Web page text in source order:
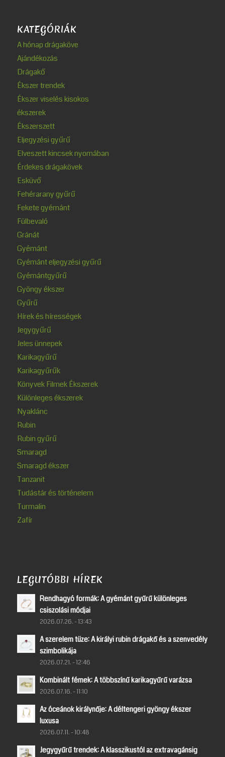
KATEGÓRIÁK
A hónap drágaköve
Ajándékozás
Drágakő
Ékszer trendek
Ékszer viselés kisokos
ékszerek
Ékszerszett
Eljegyzési gyűrű
Elveszett kincsek nyomában
Érdekes drágakövek
Esküvő
Fehérarany gyűrű
Fekete gyémánt
Fülbevaló
Gránát
Gyémánt
Gyémánt eljegyzési gyűrű
Gyémántgyűrű
Gyöngy ékszer
Gyűrű
Hírek és hírességek
Jegygyűrű
Jeles ünnepek
Karikagyűrű
Karikagyűrűk
Könyvek Filmek Ékszerek
Különleges ékszerek
Nyaklánc
Rubin
Rubin gyűrű
Smaragd
Smaragd ékszer
Tanzanit
Tudástár és történelem
Turmalin
Zafír
LEGUTÓBBI HÍREK
Rendhagyó formák: A gyémánt gyűrű különleges
csiszolási módjai
2026.07.26. - 13:43
A szerelem tüze: A királyi rubin drágakő és a szenvedély
szimbolikája
2026.07.21. - 12:46
Kombinált fémek: A többszínű karikagyűrű varázsa
2026.07.16. - 11:10
Az óceánok királynője: A déltengeri gyöngy ékszer
luxusa
2026.07.11. - 10:48
Jegygyűrű trendek: A klasszikustól az extravagánsig